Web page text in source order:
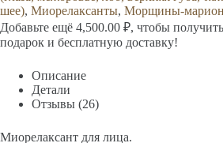
шее), Миорелаксанты, Морщины-
Добавьте ещё 4,500.00 ₽, чтобы
подарок и бесплатную доставку!
Описание
Детали
Отзывы (26)
Миорелаксант для лица.